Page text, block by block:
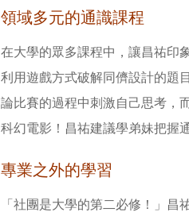
領域多元的通識課程
在大學的眾多課程中，讓昌祐印
利用遊戲方式破解同儕設計的題
論比賽的過程中刺激自己思考，
科幻電影！昌祐建議學弟妹把握
專業之外的學習
「社團是大學的第二必修！」